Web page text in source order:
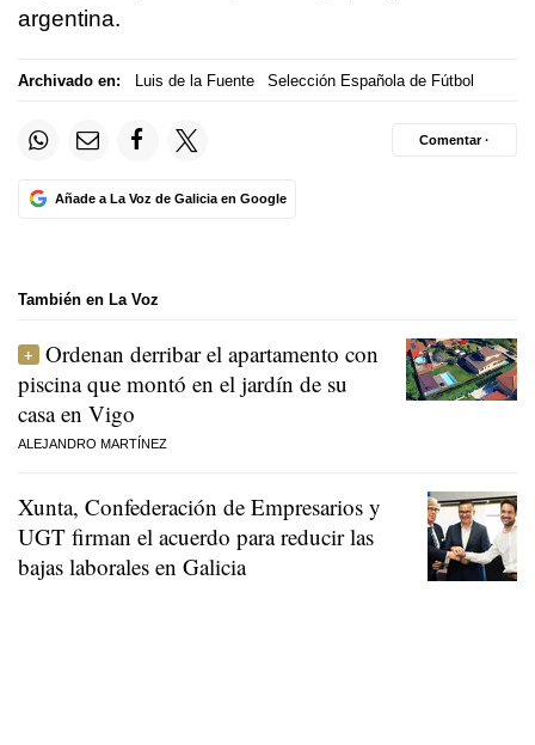
argentina.
Archivado en: Luis de la Fuente Selección Española de Fútbol
Añade a La Voz de Galicia en Google
Comentar ·
También en La Voz
Ordenan derribar el apartamento con
piscina que montó en el jardín de su
casa en Vigo
ALEJANDRO MARTÍNEZ
Xunta, Confederación de Empresarios y
UGT firman el acuerdo para reducir las
bajas laborales en Galicia